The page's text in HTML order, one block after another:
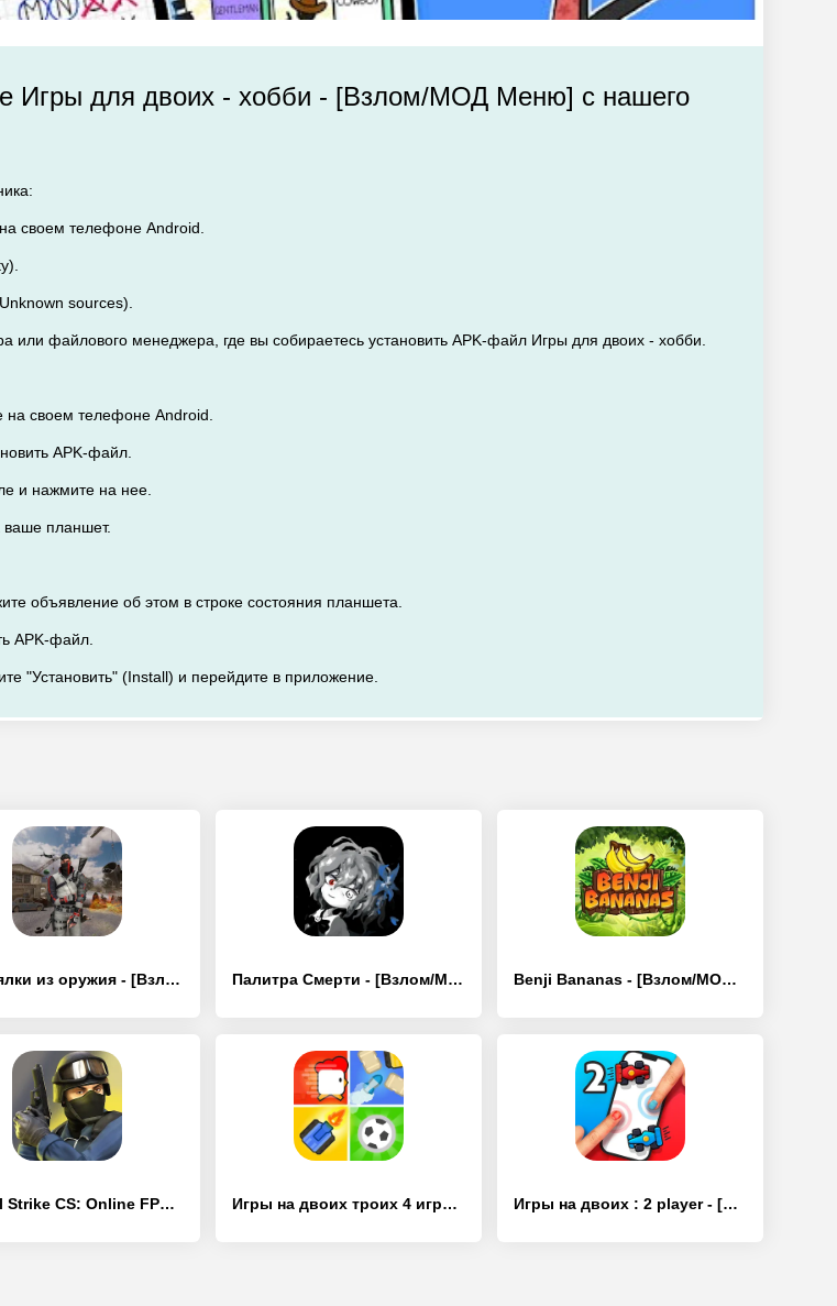
Игры для двоих - хобби - [Взлом/МОД Меню] с нашего
своем телефоне Android.
sources).
или файлового менеджера, где вы собираетесь установить APK-файл Игры для двоих - хобби.
своем телефоне Android.
APK-файл.
и нажмите на нее.
ваше планшет.
объявление об этом в строке состояния планшета.
APK-файл.
"Установить" (Install) и перейдите в приложение.
стрелялки из оружия - [Взлом/МОД Много денег] Палитра Смерти - [Взлом/МОД Меню] Benji Bananas - [Взлом/МОД Unlocked]
Critical Strike CS: Online FPS - [Взлом/МОД Меню] Игры на двоих троих 4 игрока - [Взлом/МОД Много денег] Игры на двоих : 2 player - [Взлом/МОД Много денег]